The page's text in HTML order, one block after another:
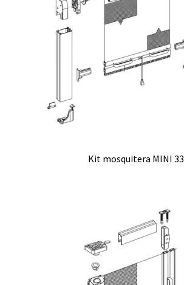
Kit mosquitera MINI 33